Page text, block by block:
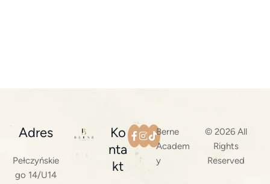
Adres
Pełczyńskie
go 14/U14
Ko
nta
kt
Berne
Academ
y
© 2026 All
Rights
Reserved